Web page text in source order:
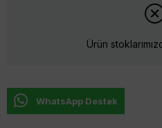
Ürün
WhatsApp Destek